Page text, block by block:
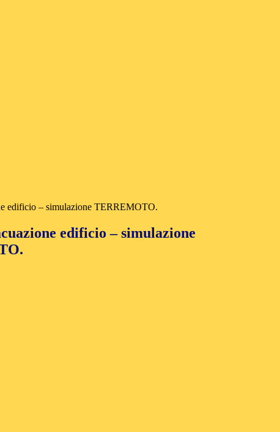
edificio – simulazione TERREMOTO.
edificio – simulazione